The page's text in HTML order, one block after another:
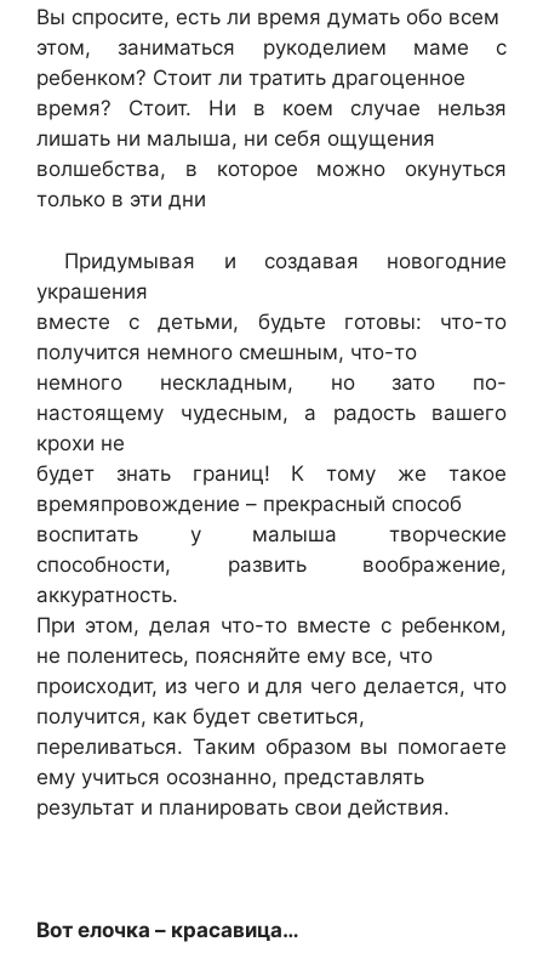
Вы спросите, есть ли время думать обо всем
этом, заниматься рукоделием маме с
ребенком? Стоит ли тратить драгоценное
время? Стоит. Ни в коем случае нельзя
лишать ни малыша, ни себя ощущения
волшебства, в которое можно окунуться
только в эти дни
Придумывая и создавая новогодние
украшения
вместе с детьми, будьте готовы: что-то
получится немного смешным, что-то
немного нескладным, но зато по-
настоящему чудесным, а радость вашего
крохи не
будет знать границ! К тому же такое
времяпровождение – прекрасный способ
воспитать у малыша творческие
способности, развить воображение,
аккуратность.
При этом, делая что-то вместе с ребенком,
не поленитесь, поясняйте ему все, что
происходит, из чего и для чего делается, что
получится, как будет светиться,
переливаться. Таким образом вы помогаете
ему учиться осознанно, представлять
результат и планировать свои действия.
Вот елочка – красавица…